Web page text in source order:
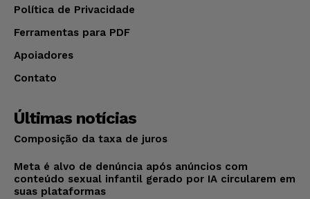
Política de Privacidade
Ferramentas para PDF
Apoiadores
Contato
Últimas notícias
Composição da taxa de juros
Meta é alvo de denúncia após anúncios com
conteúdo sexual infantil gerado por IA circularem em
suas plataformas